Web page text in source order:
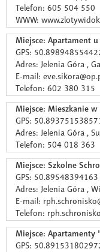
Telefon: 605 504 550
WWW:
Miejsce: Apartament
GPS:
Adres: Jelenia Góra ,
E-mail:
Telefon: 602 380 315
Miejsce: Mieszkanie w
GPS:
Adres: Jelenia Góra ,
Telefon: 504 018 363
Miejsce: Szkolne
GPS:
Adres: Jelenia Góra ,
E-mail:
Telefon:
Miejsce: Apartamenty
GPS: